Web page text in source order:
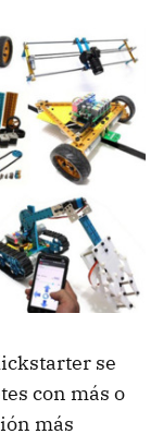
se
con más o
más